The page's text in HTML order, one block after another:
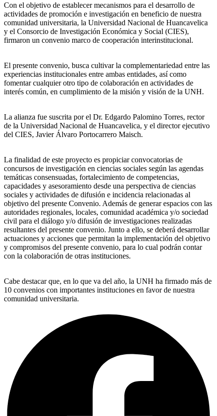
Con el objetivo de establecer mecanismos para el desarrollo de
actividades de promoción e investigación en beneficio de nuestra
comunidad universitaria, la Universidad Nacional de Huancavelica
y el Consorcio de Investigación Económica y Social (CIES),
firmaron un convenio marco de cooperación interinstitucional.
El presente convenio, busca cultivar la complementariedad entre las
experiencias institucionales entre ambas entidades, así como
fomentar cualquier otro tipo de colaboración en actividades de
interés común, en cumplimiento de la misión y visión de la UNH.
La alianza fue suscrita por el Dr. Edgardo Palomino Torres, rector
de la Universidad Nacional de Huancavelica, y el director ejecutivo
del CIES, Javier Álvaro Portocarrero Maisch.
La finalidad de este proyecto es propiciar convocatorias de
concursos de investigación en ciencias sociales según las agendas
temáticas consensuadas, fortalecimiento de competencias,
capacidades y asesoramiento desde una perspectiva de ciencias
sociales y actividades de difusión e incidencia relacionadas al
objetivo del presente Convenio. Además de generar espacios con las
autoridades regionales, locales, comunidad académica y/o sociedad
civil para el diálogo y/o difusión de investigaciones realizadas
resultantes del presente convenio. Junto a ello, se deberá desarrollar
actuaciones y acciones que permitan la implementación del objetivo
y compromisos del presente convenio, para lo cual podrán contar
con la colaboración de otras instituciones.
Cabe destacar que, en lo que va del año, la UNH ha firmado más de
10 convenios con importantes instituciones en favor de nuestra
comunidad universitaria.